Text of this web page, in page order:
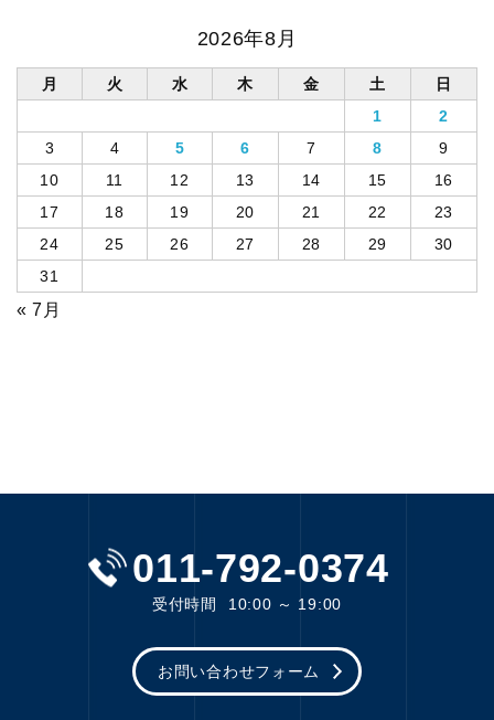
2026年8月
月 火 水 木 金 土
日
1
2
3
4 5 6 7 8
9
10
11 12 13 14 15
16
17
18 19 20 21 22
23
24
25 26 27 28 29
30
31
« 7月
011-792-0374
受付時間 10:00 ～ 19:00
お問い合わせフォーム